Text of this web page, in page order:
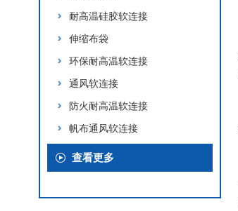
耐高温硅胶软连接
伸缩布袋
环保耐高温软连接
通风软连接
防火耐高温软连接
帆布通风软连接
查看更多